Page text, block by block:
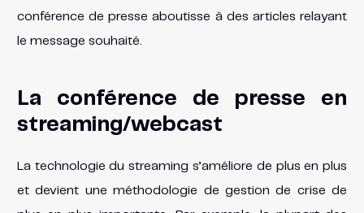
conférence de presse aboutisse à des articles relayant
le message souhaité.
La conférence de presse en
streaming/webcast
La technologie du streaming s’améliore de plus en plus
et devient une méthodologie de gestion de crise de